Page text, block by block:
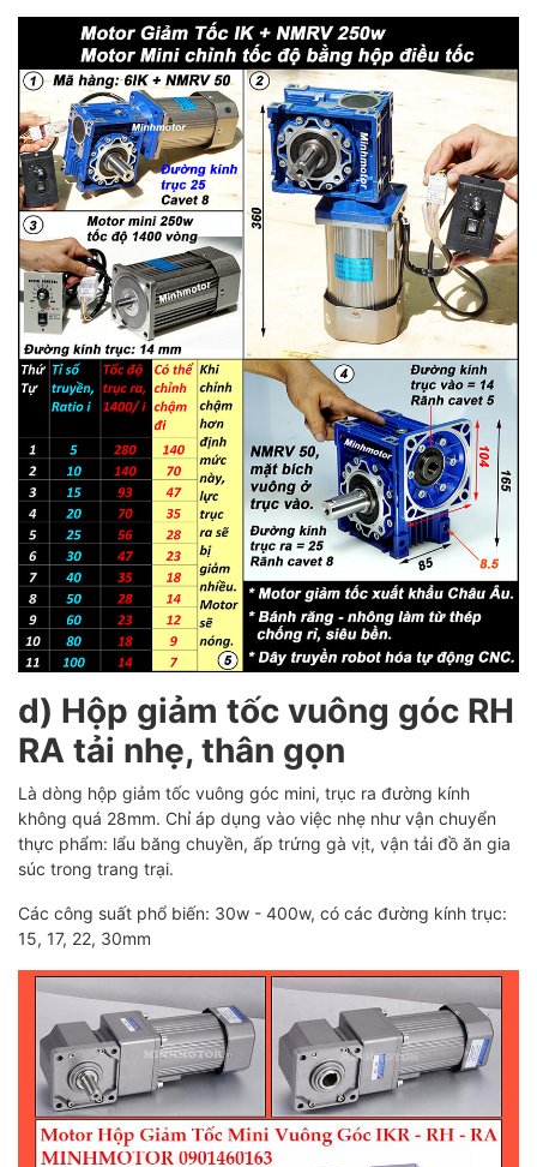
d) Hộp giảm tốc vuông góc RH
RA tải nhẹ, thân gọn
Là dòng hộp giảm tốc vuông góc mini, trục ra đường kính
không quá 28mm. Chỉ áp dụng vào việc nhẹ như vận chuyển
thực phẩm: lẩu băng chuyền, ấp trứng gà vịt, vận tải đồ ăn gia
súc trong trang trại.
Các công suất phổ biến: 30w - 400w, có các đường kính trục:
15, 17, 22, 30mm